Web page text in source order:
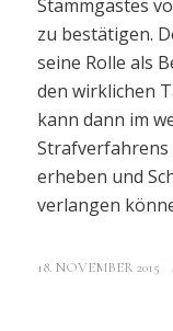
Stammgastes
zu bestätigen.
seine Rolle als
den wirklichen
kann dann im
Strafverfahrens
erheben und
verlangen
18. NOVEMBER 2015